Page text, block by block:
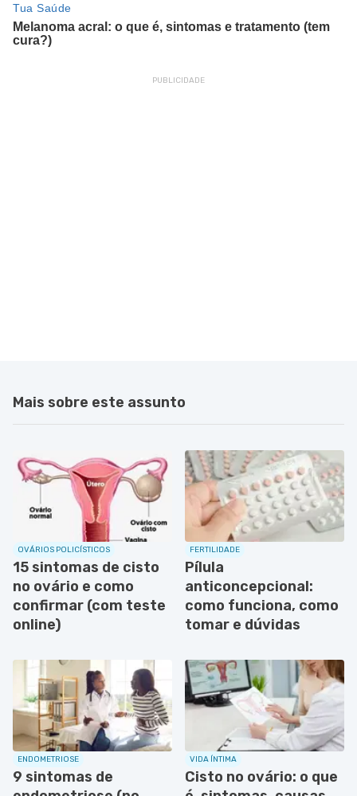
Mais sobre este assunto
OVÁRIOS POLICÍSTICOS
15 sintomas de cisto
no ovário e como
confirmar (com teste
online)
FERTILIDADE
Pílula
anticoncepcional:
como funciona, como
tomar e dúvidas
ENDOMETRIOSE
9 sintomas de
VIDA ÍNTIMA
Cisto no ovário: o que